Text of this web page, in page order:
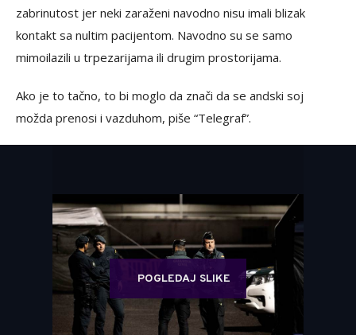
zabrinutost jer neki zaraženi navodno nisu imali blizak
kontakt sa nultim pacijentom. Navodno su se samo
mimoilazili u trpezarijama ili drugim prostorijama.
Ako je to tačno, to bi moglo da znači da se andski soj
možda prenosi i vazduhom, piše “Telegraf”.
POGLEDAJ SLIKE